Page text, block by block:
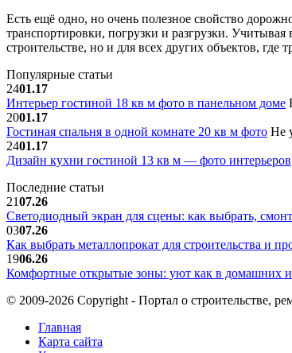
Есть ещё одно, но очень полезное свойство
транспортировки, погрузки и разгрузки.
строительстве, но и для всех других объектов, где
Популярные статьи
2401.17
Интерьер гостиной 18 кв м фото в панельном доме
2001.17
Гостиная спальня в одной комнате 20 кв м фото Не
2401.17
Дизайн кухни гостиной 13 кв м — фото интерьеров
Последние статьи
2107.26
Светодиодный экран для сцены: как выбрать,
0307.26
Как выбрать металлопрокат для строительства и
1906.26
Комфортные открытые зоны: уют как в домашних
© 2009-2026 Copyright - Портал о строительстве,
Главная
Карта сайта